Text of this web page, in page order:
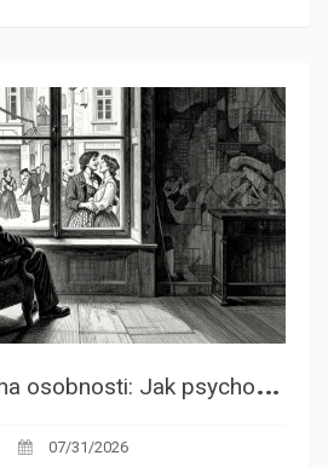
S
chizoidní porucha osobnosti: Jak psychoterapie pomáhá překonat emoční odtažitost
07/31/2026